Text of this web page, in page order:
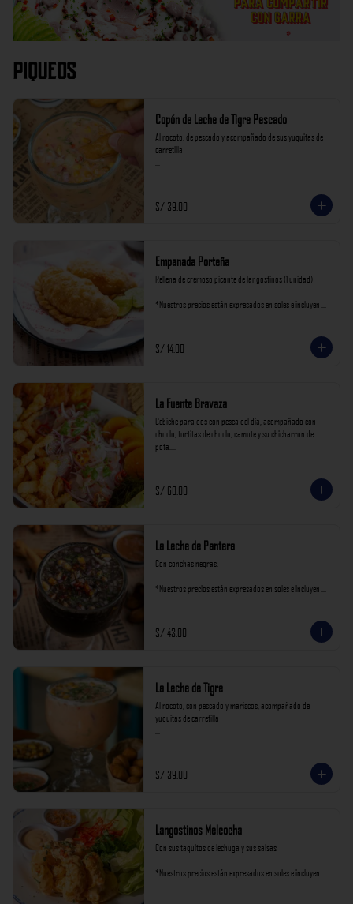
Piqueos
Copón de Leche de Tigre Pescado
Al rocoto, de pescado y acompañado de sus yuquitas de
carretilla
S/ 39.00
Empanada Porteña
Rellena de cremoso picante de langostinos (1 unidad)
*Nuestros precios están expresados en soles e incluyen
S/ 14.00
La Fuente Bravaza
Cebiche para dos con pesca del dia, acompañado con
choclo, tortitas de choclo, camote y su chicharron de
pota.
impuestos de ley y recargo al consumo.
S/ 60.00
La Leche de Pantera
Con conchas negras.
*Nuestros precios están expresados en soles e incluyen
S/ 43.00
La Leche de Tigre
Al rocoto, con pescado y mariscos, acompañado de
yuquitas de carretilla
S/ 39.00
Langostinos Melcocha
Con sus taquitos de lechuga y sus salsas
*Nuestros precios están expresados en soles e incluyen